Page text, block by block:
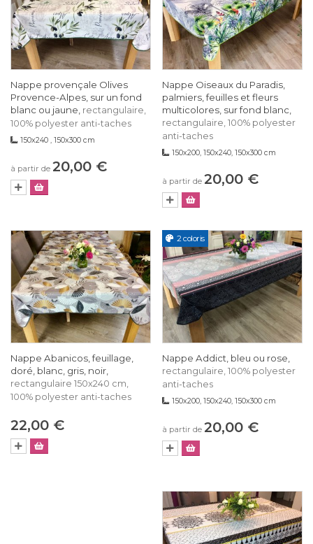
Nappe provençale Olives
Provence-Alpes, sur un fond
blanc ou jaune, rectangulaire,
100% polyester anti-taches
150x240 , 150x300 cm
à partir de 20,00 €
Nappe Oiseaux du Paradis,
palmiers, feuilles et fleurs
multicolores, sur fond blanc,
rectangulaire, 100% polyester
anti-taches
150x200, 150x240, 150x300 cm
à partir de 20,00 €
Nappe Abanicos, feuillage,
doré, blanc, gris, noir,
rectangulaire 150x240 cm,
100% polyester anti-taches
22,00 €
2 coloris
Nappe Addict, bleu ou rose,
rectangulaire, 100% polyester
anti-taches
150x200, 150x240, 150x300 cm
à partir de 20,00 €